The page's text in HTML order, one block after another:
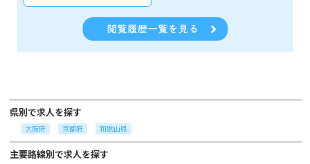
県別で求人を探す
大阪府 京都府 和歌山県
主要路線別で求人を探す